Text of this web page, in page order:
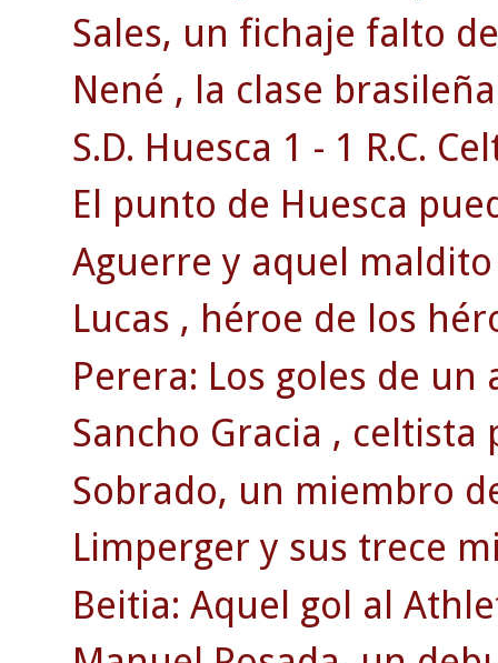
Sales, un fichaje falto
Nené , la clase
S.D. Huesca 1 - 1 R.C.
El punto de Huesca
Aguerre y aquel
Lucas , héroe de los
Perera: Los goles de un
Sancho Gracia , celtista
Sobrado, un miembro
Limperger y sus trece
Beitia: Aquel gol al